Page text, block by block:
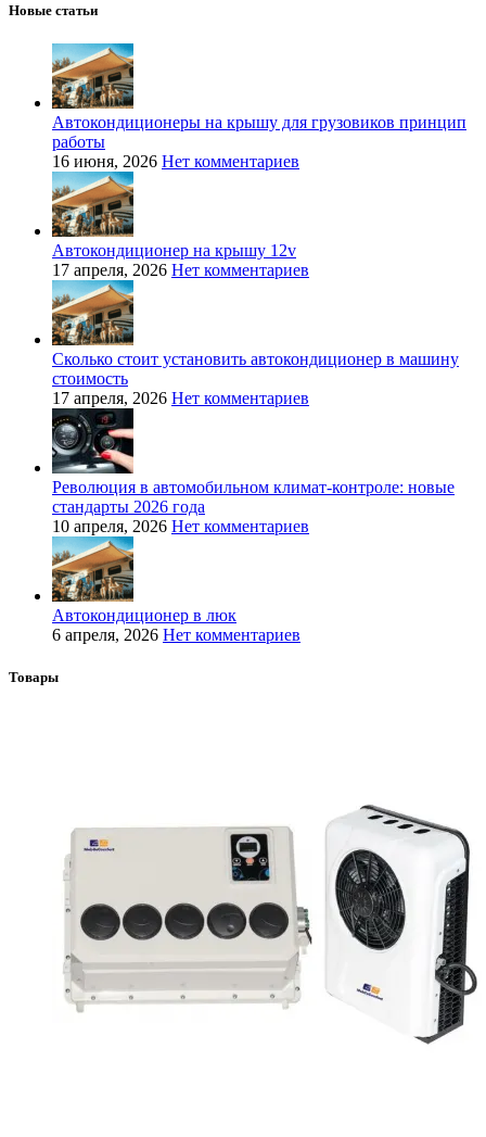
Новые статьи
Автокондиционеры на крышу для грузовиков принцип
работы
16 июня, 2026 Нет комментариев
Автокондиционер на крышу 12v
17 апреля, 2026 Нет комментариев
Сколько стоит установить автокондиционер в машину
стоимость
17 апреля, 2026 Нет комментариев
Революция в автомобильном климат-контроле: новые
стандарты 2026 года
10 апреля, 2026 Нет комментариев
Автокондиционер в люк
6 апреля, 2026 Нет комментариев
Товары